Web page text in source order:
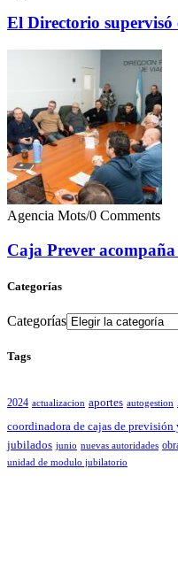
El Directorio
Agencia Mots/0 Comments
Caja Prever
Categorías
Categorías
Tags
2024 actualizacion aportes autogestion
coordinadora de cajas de
jubilados junio nuevas autoridades
unidad de modulo jubilatorio